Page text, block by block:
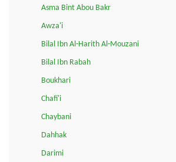
Asma Bint Abou Bakr
Awza'i
Bilal Ibn Al-Harith Al-Mouzani
Bilal Ibn Rabah
Boukhari
Chafi'i
Chaybani
Dahhak
Darimi